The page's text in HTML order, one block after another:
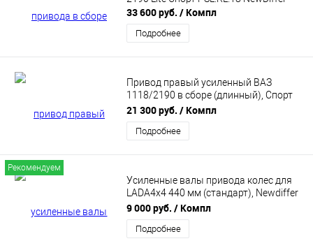
33 600 руб. / Компл
Подробнее
Привод правый усиленный ВАЗ
1118/2190 в сборе (длинный), Спорт
Newdiffer PS.R.18
21 300 руб. / Компл
Подробнее
Рекомендуем
Усиленные валы привода колес для
LADA4x4 440 мм (стандарт), Newdiffer
DS.21.440
9 000 руб. / Компл
Подробнее